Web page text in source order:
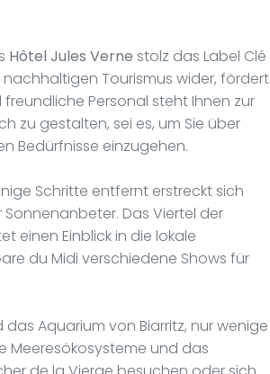
Hôtel Jules Verne stolz das Label Clé
Tourismus wider, fördert
Personal steht Ihnen zur
zu gestalten, sei es, um Sie über
Bedürfnisse einzugehen.
Schritte entfernt erstreckt sich
Das Viertel der
einen Einblick in die lokale
du Midi verschiedene Shows für
Aquarium von Biarritz, nur wenige
Meeresökosysteme und das